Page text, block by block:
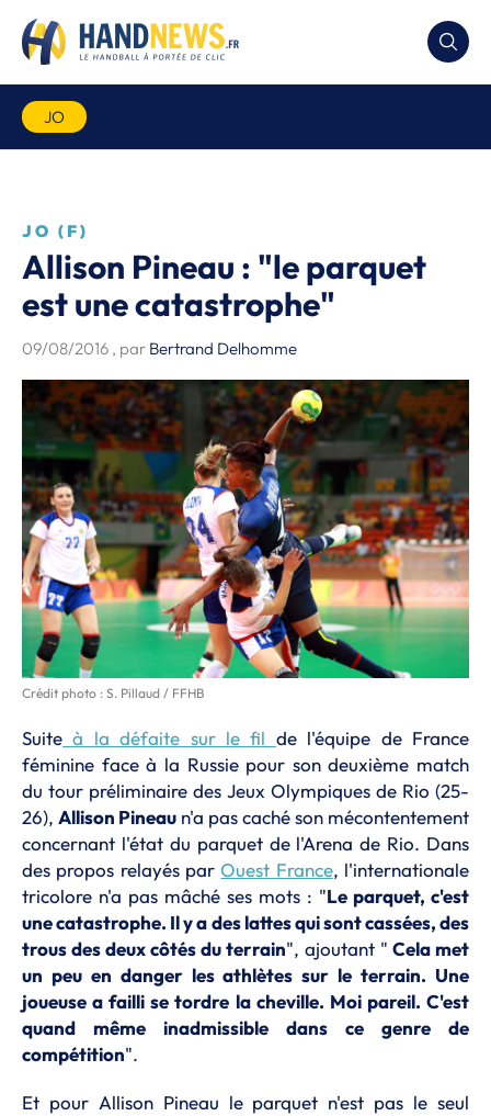
JO
JO (F)
Allison Pineau : "le parquet
est une catastrophe"
09/08/2016 , par Bertrand Delhomme
Crédit photo : S. Pillaud / FFHB
Suite à la défaite sur le fil de l'équipe de France
féminine face à la Russie pour son deuxième match
du tour préliminaire des Jeux Olympiques de Rio (25-
26), Allison Pineau n'a pas caché son mécontentement
concernant l'état du parquet de l'Arena de Rio. Dans
des propos relayés parOuest France, l'internationale
tricolore n'a pas mâché ses mots : "Le parquet, c'est
une catastrophe. Il y a des lattes qui sont cassées, des
trous des deux côtés du terrain", ajoutant " Cela met
un peu en danger les athlètes sur le terrain. Une
joueuse a failli se tordre la cheville. Moi pareil. C'est
quand même inadmissible dans ce genre de
compétition".
Et pour Allison Pineau le parquet n'est pas le seul